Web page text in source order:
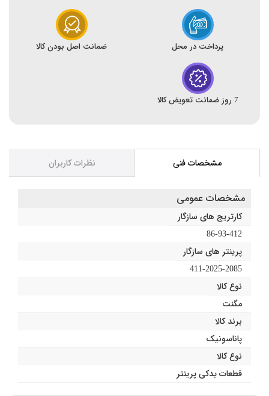
پرداخت در محل ضمانت اصل بودن کالا
7 روز ضمانت تعویض کالا
مشخصات فنی نظرات کاربران
مشخصات عمومی
کارتریج های سازگار
86-93-412
پرینتر های سازگار
411-2025-2085
نوع کالا
مگنت
برند کالا
پاناسونیک
نوع کالا
قطعات یدکی پرینتر